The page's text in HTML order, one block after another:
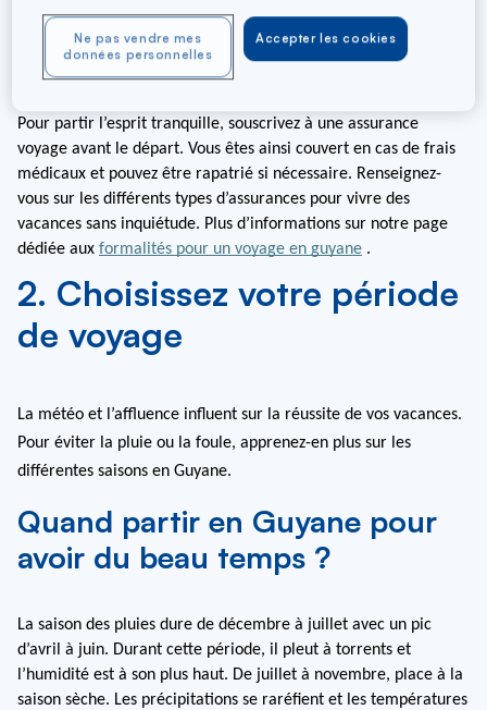
L’importance d’une assurance
voyage
Pour partir l’esprit tranquille, souscrivez à une assurance
voyage avant le départ. Vous êtes ainsi couvert en cas de frais
médicaux et pouvez être rapatrié si nécessaire. Renseignez-
vous sur les différents types d’assurances pour vivre des
vacances sans inquiétude. Plus d’informations sur notre page
dédiée aux formalités pour un voyage en guyane .
2. Choisissez votre période
de voyage
La météo et l’affluence influent sur la réussite de vos vacances.
Pour éviter la pluie ou la foule, apprenez-en plus sur les
différentes saisons en Guyane.
Quand partir en Guyane pour
avoir du beau temps ?
La saison des pluies dure de décembre à juillet avec un pic
d’avril à juin. Durant cette période, il pleut à torrents et
l’humidité est à son plus haut. De juillet à novembre, place à la
saison sèche. Les précipitations se raréfient et les températures
Accepter les cookies
Ne pas vendre mes
données personnelles